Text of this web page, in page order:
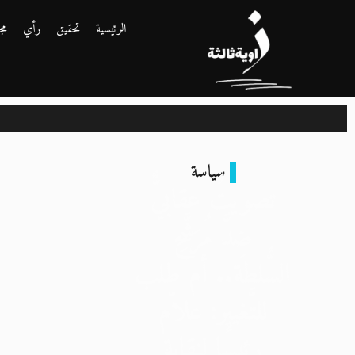
الرئيسية تحقيق رأي
سياسة